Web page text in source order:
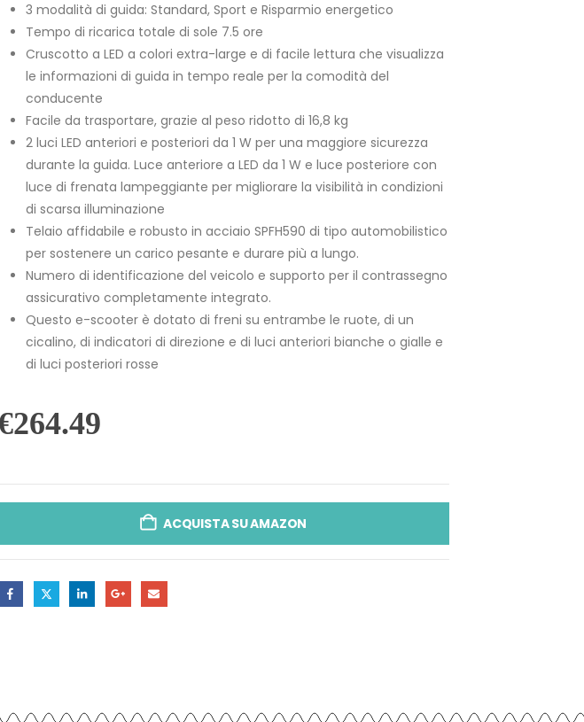
3 modalità di guida: Standard, Sport e Risparmio energetico
Tempo di ricarica totale di sole 7.5 ore
Cruscotto a LED a colori extra-large e di facile lettura che visualizza
le informazioni di guida in tempo reale per la comodità del
conducente
Facile da trasportare, grazie al peso ridotto di 16,8 kg
2 luci LED anteriori e posteriori da 1 W per una maggiore sicurezza
durante la guida. Luce anteriore a LED da 1 W e luce posteriore con
luce di frenata lampeggiante per migliorare la visibilità in condizioni
di scarsa illuminazione
Telaio affidabile e robusto in acciaio SPFH590 di tipo automobilistico
per sostenere un carico pesante e durare più a lungo.
Numero di identificazione del veicolo e supporto per il contrassegno
assicurativo completamente integrato.
Questo e-scooter è dotato di freni su entrambe le ruote, di un
cicalino, di indicatori di direzione e di luci anteriori bianche o gialle e
di luci posteriori rosse
264.49
ACQUISTA SU AMAZON